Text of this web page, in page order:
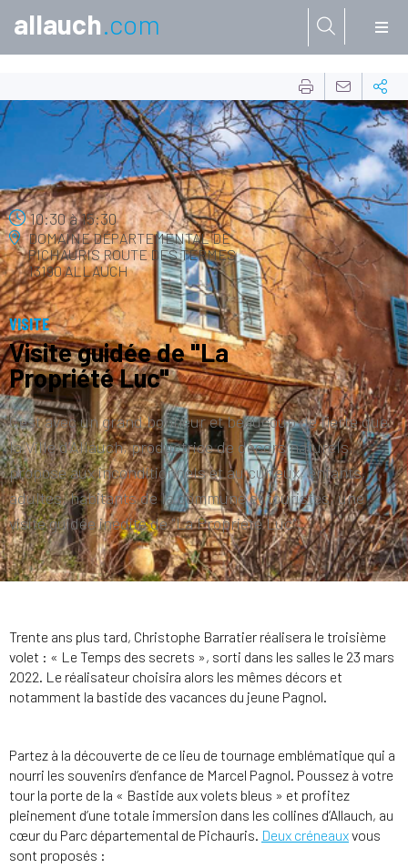
allauch.com
25
OCT.
10:30à15:30
DOMAINE DÉPARTEMENTAL DE
PICHAURISROUTE DES TERMES
13190 ALLAUCH
VISITE
Visite guidée de "La
Propriété Luc"
C’est avec un grand bonheur et beaucoup de fierté que
la Ville d’Allauch, productrice de décors naturels,
propose aux inconditionnels et au curieux, enfants,
adultes, habitants de la commune et touristes, une
visite guidée inédite de "La Propriété Luc".
Trente ans plus tard, Christophe Barratier réalisera le troisième
volet : « Le Temps des secrets », sorti dans les salles le 23 mars
2022. Le réalisateur choisira alors les mêmes décors et
notamment la bastide des vacances du jeune Pagnol.
Partez à la découverte de ce lieu de tournage emblématique qui a
nourri les souvenirs d’enfance de Marcel Pagnol. Poussez à votre
tour la porte de la « Bastide aux volets bleus » et profitez
pleinement d’une totale immersion dans les collines d’Allauch, au
cœur du Parc départemental de Pichauris. Deux créneauxvous
sont proposés :